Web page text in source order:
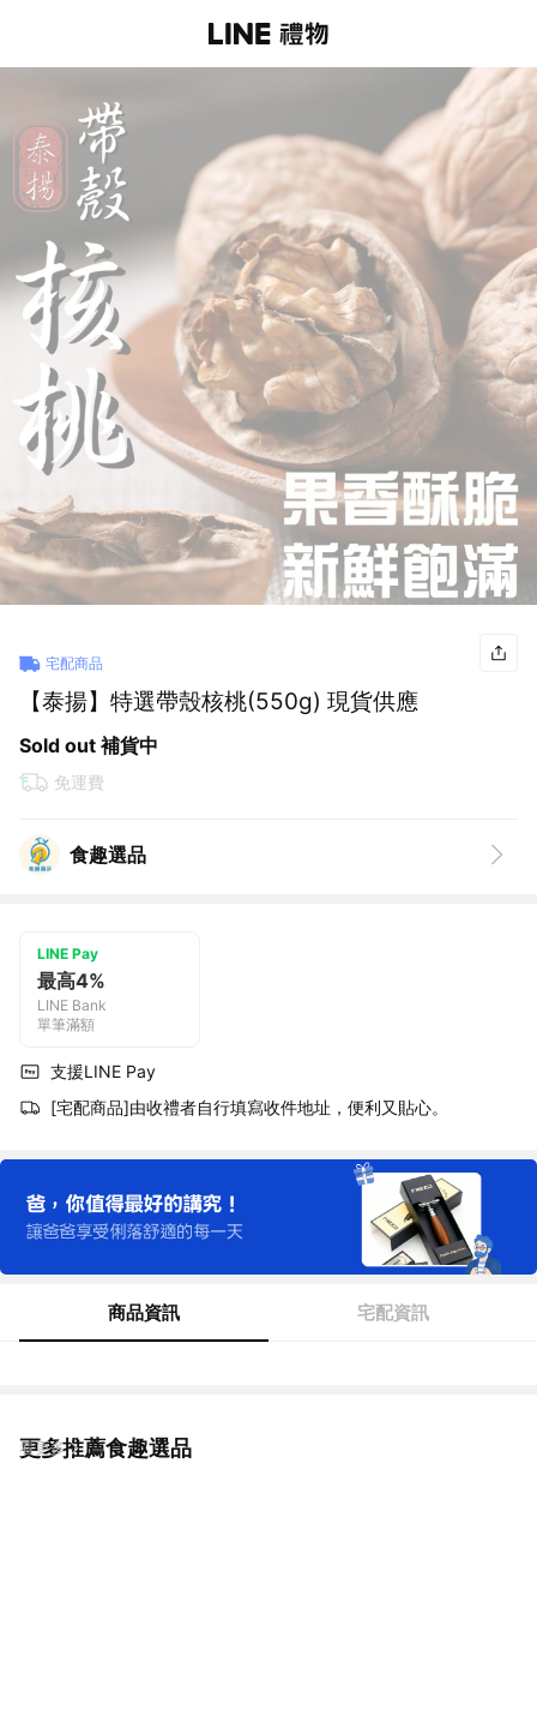
宅配商品
【泰揚】特選帶殼核桃(550g) 現貨供應
Sold out 補貨中
免運費
食趣選品
LINE Pay
最高4%
LINE Bank
單筆滿額
支援LINE Pay
[宅配商品]由收禮者自行填寫收件地址，便利又貼心。
商品資訊 宅配資訊
更多推薦食趣選品
看更多